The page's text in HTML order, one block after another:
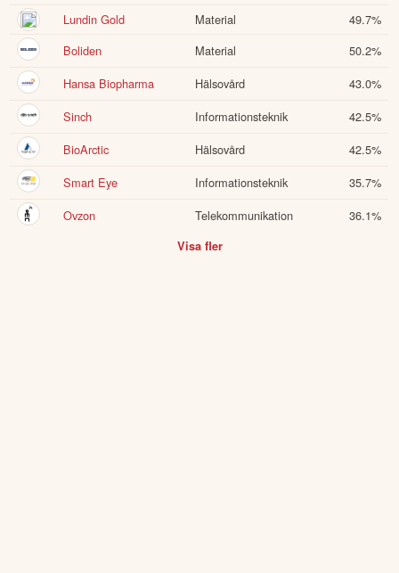
Lundin Gold
Material 49.7%
Boliden
Material 50.2%
Hansa Biopharma
Hälsovård 43.0%
Sinch
Informationsteknik 42.5%
BioArctic
Hälsovård 42.5%
Smart Eye
Informationsteknik 35.7%
Ovzon
Telekommunikation 36.1%
Visa fler